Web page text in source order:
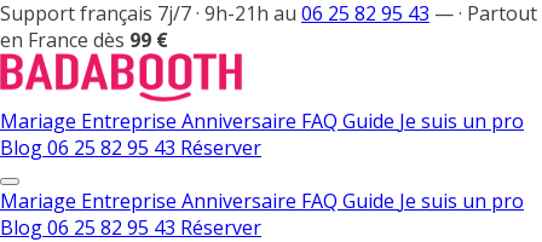
Support français 7j/7 · 9h-21h au 06 25 82 95 43 —· Partout
en France dès 99 €
Mariage Entreprise Anniversaire FAQ Guide Je suis un pro
Blog06 25 82 95 43 Réserver
Mariage Entreprise Anniversaire FAQ Guide Je suis un pro
Blog06 25 82 95 43 Réserver